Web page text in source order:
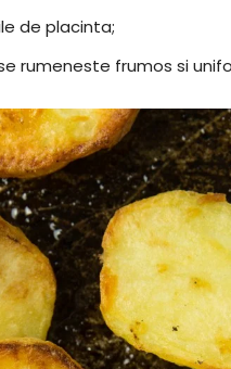
de placinta;
rumeneste frumos si